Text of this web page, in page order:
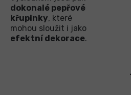
dokonalé pepřové
křupinky, které
mohou sloužit i jako
efektní dekorace.